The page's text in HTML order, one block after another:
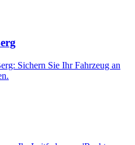
Sichern Sie Ihr Fahrzeug an